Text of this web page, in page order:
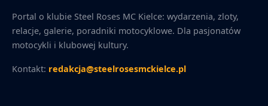
Portal o klubie Steel Roses MC Kielce: wydarzenia, zloty,
relacje, galerie, poradniki motocyklowe. Dla pasjonatów
motocykli i klubowej kultury.
Kontakt: redakcja@steelrosesmckielce.pl